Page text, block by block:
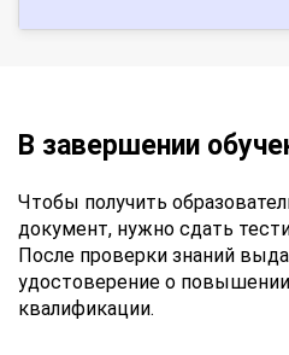
В завершении
Чтобы получить
документ, нужно сдать
После проверки знаний
удостоверение о повышении
квалификации.